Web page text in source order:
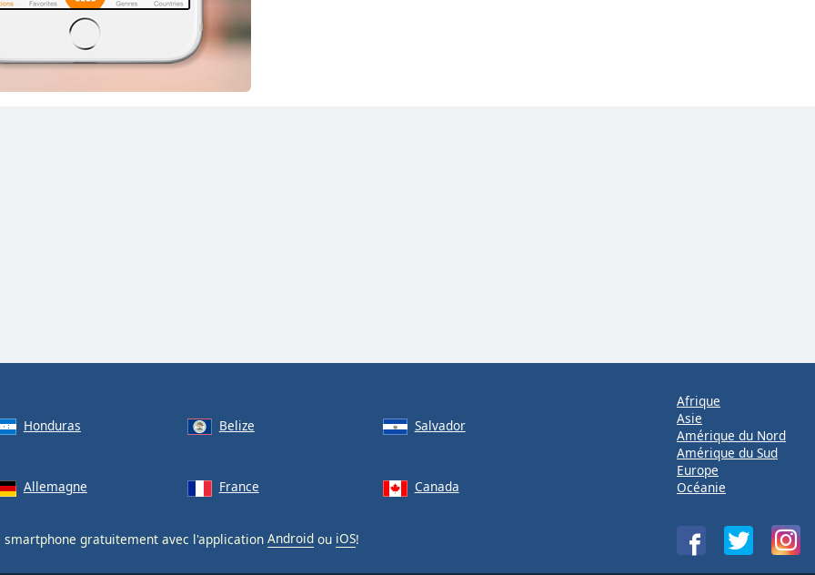
Radio Cultural TGN
gospel
TGMI Radio Buenas Nuevas
culture religious
Honduras Belize Salvador
Allemagne France Canada
smartphone gratuitement avec l'application Android ou iOS!
Afrique
Asie
Amérique du Nord
Amérique du Sud
Europe
Océanie